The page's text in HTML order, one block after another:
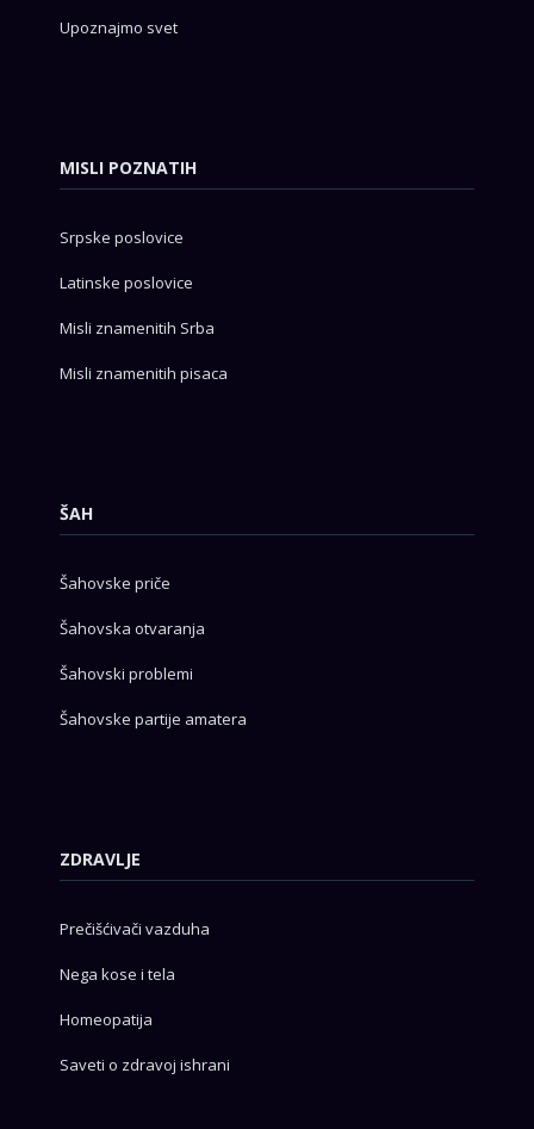
Upoznajmo svet
MISLI POZNATIH
Srpske poslovice
Latinske poslovice
Misli znamenitih Srba
Misli znamenitih pisaca
ŠAH
Šahovske priče
Šahovska otvaranja
Šahovski problemi
Šahovske partije amatera
ZDRAVLJE
Prečišćivači vazduha
Nega kose i tela
Homeopatija
Saveti o zdravoj ishrani